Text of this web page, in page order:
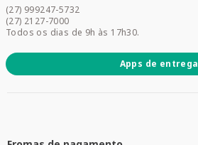
Promoções
(27) 999247-5732
(27) 2127-7000
Todos os dias de 9h às 17h30.
Apps de entrega